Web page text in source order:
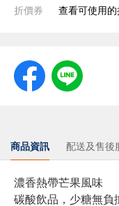
折價券 查看可使用
商品資訊 配送及售後
濃香熱帶芒果風味
碳酸飲品，少糖無負